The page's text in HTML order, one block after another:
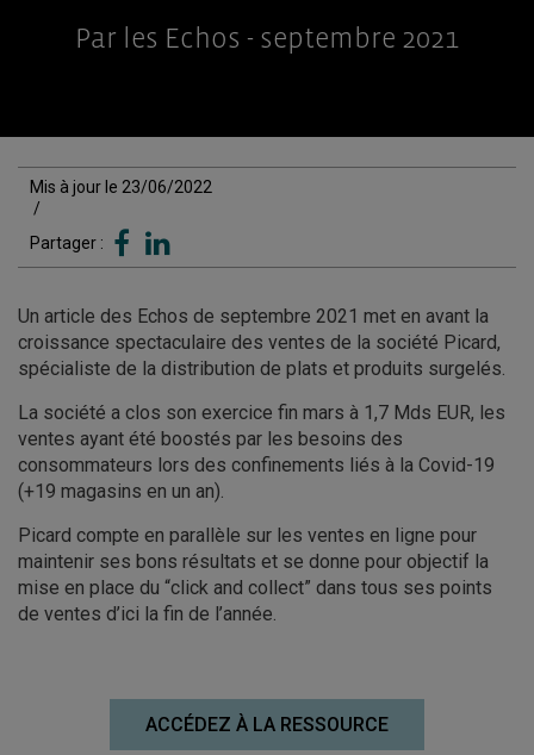
Par les Echos - septembre 2021
Mis à jour le 23/06/2022
/
Partager :
Un article des Echos de septembre 2021 met en avant la
croissance spectaculaire des ventes de la société Picard,
spécialiste de la distribution de plats et produits surgelés.
La société a clos son exercice fin mars à 1,7 Mds EUR, les
ventes ayant été boostés par les besoins des
consommateurs lors des confinements liés à la Covid-19
(+19 magasins en un an).
Picard compte en parallèle sur les ventes en ligne pour
maintenir ses bons résultats et se donne pour objectif la
mise en place du “click and collect” dans tous ses points
de ventes d’ici la fin de l’année.
ACCÉDEZ À LA RESSOURCE